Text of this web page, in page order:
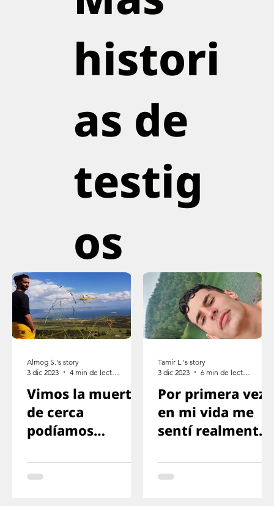
histori
as de
testig
os
Vimos la muerte
de cerca
podíamos
Almog S.'s story
3 dic 2023
Por primera vez
en mi vida me
sentí realmente
Tamir L.'s story
3 dic 2023